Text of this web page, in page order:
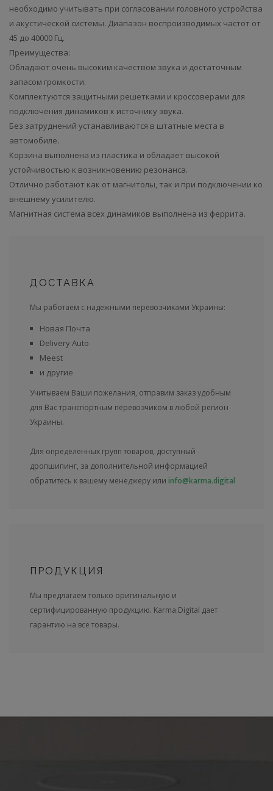
необходимо учитывать при согласовании головного устройства
и акустической системы. Диапазон воспроизводимых частот от
45 до 40000 Гц.
Преимущества:
Обладают очень высоким качеством звука и достаточным
запасом громкости.
Комплектуются защитными решетками и кроссоверами для
подключения динамиков к источнику звука.
Без затруднений устанавливаются в штатные места в
автомобиле.
Корзина выполнена из пластика и обладает высокой
устойчивостью к возникновению резонанса.
Отлично работают как от магнитолы, так и при подключении ко
внешнему усилителю.
Магнитная система всех динамиков выполнена из феррита.
ДОСТАВКА
Мы работаем с надежными перевозчиками Украины:
Новая Почта
Delivery Auto
Meest
и другие
Учитываем Ваши пожелания, отправим заказ удобным
для Вас транспортным перевозчиком в любой регион
Украины.
Для определенных групп товаров, доступный
дропшипинг, за дополнительной информацией
обратитесь к вашему менеджеру или info@karma.digital
ПРОДУКЦИЯ
Мы предлагаем только оригинальную и
сертифицированную продукцию. Karma.Digital дает
гарантию на все товары.